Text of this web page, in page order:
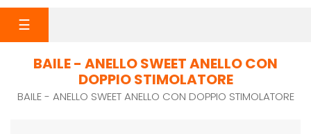
navigazione
☰
BAILE - ANELLO SWEET ANELLO CON
DOPPIO STIMOLATORE
BAILE - ANELLO SWEET ANELLO CON DOPPIO STIMOLATORE